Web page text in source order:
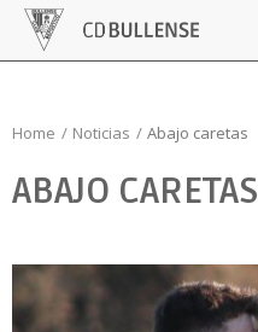
Home Noticias Abajo caretas
ABAJO CARETAS